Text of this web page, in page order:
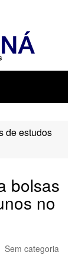
de estudos
bolsas
no
Sem categoria